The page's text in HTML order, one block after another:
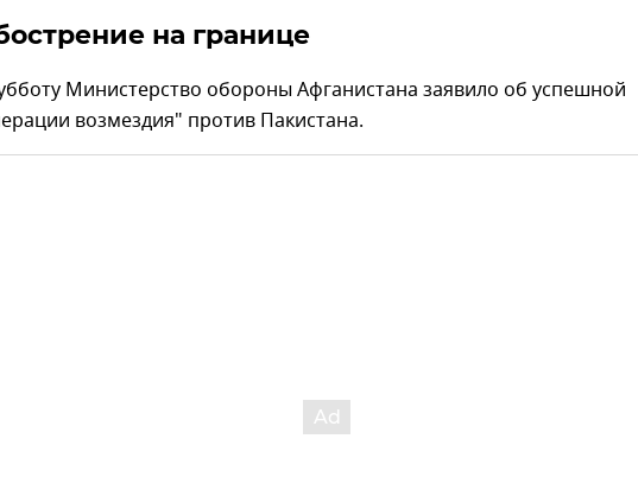
на границе
Министерство обороны Афганистана заявило об успешной
возмездия" против Пакистана.